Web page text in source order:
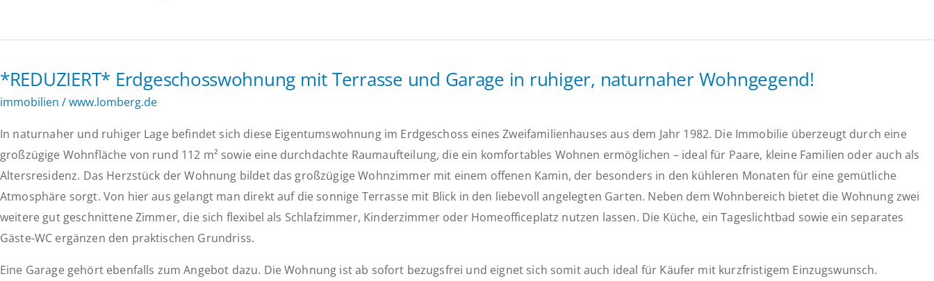
*REDUZIERT* Erdgeschosswohnung mit Terrasse und Garage in ruhiger, naturnaher Wohngegend!
immobilien /www.lomberg.de
In naturnaher und ruhiger Lage befindet sich diese Eigentumswohnung im Erdgeschoss eines Zweifamilienhauses aus dem Jahr 1982. Die Immobilie überzeugt durch eine
großzügige Wohnfläche von rund 112 m² sowie eine durchdachte Raumaufteilung, die ein komfortables Wohnen ermöglichen – ideal für Paare, kleine Familien oder auch als
Altersresidenz. Das Herzstück der Wohnung bildet das großzügige Wohnzimmer mit einem offenen Kamin, der besonders in den kühleren Monaten für eine gemütliche
Atmosphäre sorgt. Von hier aus gelangt man direkt auf die sonnige Terrasse mit Blick in den liebevoll angelegten Garten. Neben dem Wohnbereich bietet die Wohnung zwei
weitere gut geschnittene Zimmer, die sich flexibel als Schlafzimmer, Kinderzimmer oder Homeofficeplatz nutzen lassen. Die Küche, ein Tageslichtbad sowie ein separates
Gäste-WC ergänzen den praktischen Grundriss.
Eine Garage gehört ebenfalls zum Angebot dazu. Die Wohnung ist ab sofort bezugsfrei und eignet sich somit auch ideal für Käufer mit kurzfristigem Einzugswunsch.